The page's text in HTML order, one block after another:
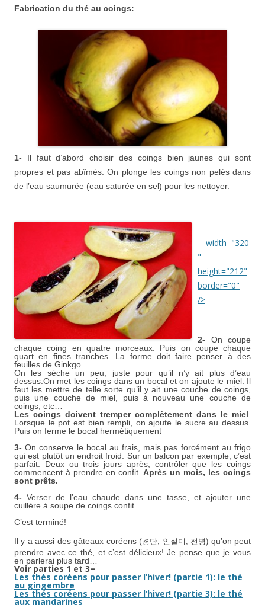
Fabrication du thé au coings:
1- Il faut d’abord choisir des coings bien jaunes qui sont
propres et pas abîmés. On plonge les coings non pelés dans
de l’eau saumurée (eau saturée en sel) pour les nettoyer.
width="320
"
height="212"
border="0"
/>
2- On coupe
chaque coing en quatre morceaux. Puis on coupe chaque
quart en fines tranches. La forme doit faire penser à des
feuilles de Ginkgo.
On les sèche un peu, juste pour qu’il n’y ait plus d’eau
dessus.On met les coings dans un bocal et on ajoute le miel. Il
faut les mettre de telle sorte qu’il y ait une couche de coings,
puis une couche de miel, puis à nouveau une couche de
coings, etc…
Les coings doivent tremper complètement dans le miel
Lorsque le pot est bien rempli, on ajoute le sucre au dessus.
Puis on ferme le bocal hermétiquement
3-On conserve le bocal au frais, mais pas forcément au frigo
qui est plutôt un endroit froid. Sur un balcon par exemple, c’est
parfait. Deux ou trois jours après, contrôler que les coings
commencent à prendre en confit.Après un mois, les coings
sont prêts.
4- Verser de l’eau chaude dans une tasse, et ajouter une
cuillère à soupe de coings confit.
C’est terminé!
Il y a aussi des gâteaux coréens (경단, 인절미, 전병) qu’on peut
prendre avec ce thé, et c’est délicieux! Je pense que je vous
en parlerai plus tard…
Voir parties 1 et 3=
Les thés coréens pour passer l’hiver! (partie 1): le thé
au gingembre
Les thés coréens pour passer l’hiver! (partie 3): le thé
aux mandarines